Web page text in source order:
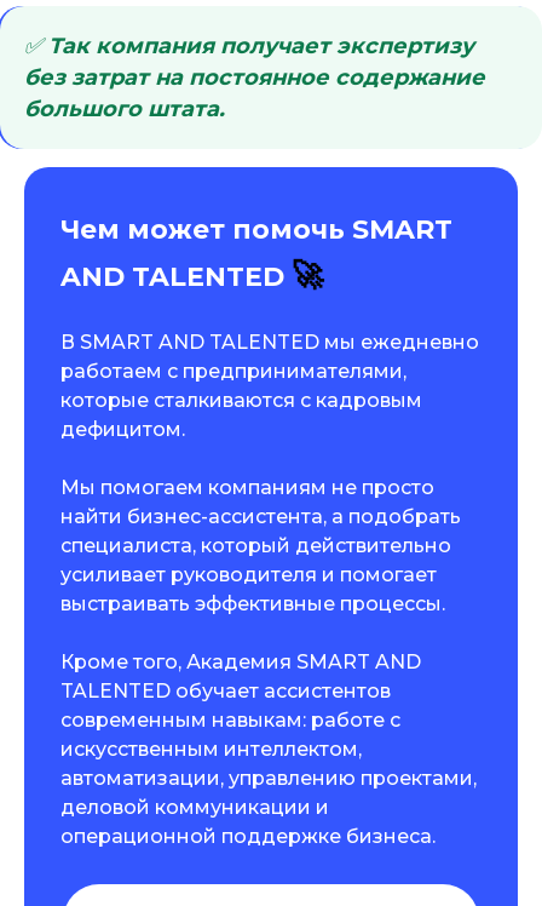
✅ Так компания получает экспертизу
без затрат на постоянное содержание
большого штата.
Чем может помочь SMART
AND TALENTED 🚀
В SMART AND TALENTED мы ежедневно
работаем с предпринимателями,
которые сталкиваются с кадровым
дефицитом.
Мы помогаем компаниям не просто
найти бизнес-ассистента, а подобрать
специалиста, который действительно
усиливает руководителя и помогает
выстраивать эффективные процессы.
Кроме того, Академия SMART AND
TALENTED обучает ассистентов
современным навыкам: работе с
искусственным интеллектом,
автоматизации, управлению проектами,
деловой коммуникации и
операционной поддержке бизнеса.